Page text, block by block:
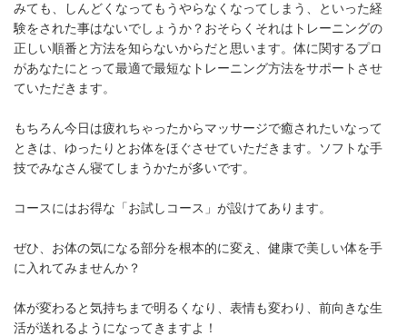
みても、しんどくなってもうやらなくなってしまう、といった経
験をされた事はないでしょうか？おそらくそれはトレーニングの
正しい順番と方法を知らないからだと思います。体に関するプロ
があなたにとって最適で最短なトレーニング方法をサポートさせ
ていただきます。
もちろん今日は疲れちゃったからマッサージで癒されたいなって
ときは、ゆったりとお体をほぐさせていただきます。ソフトな手
技でみなさん寝てしまうかたが多いです。
コースにはお得な「お試しコース」が設けてあります。
ぜひ、お体の気になる部分を根本的に変え、健康で美しい体を手
に入れてみませんか？
体が変わると気持ちまで明るくなり、表情も変わり、前向きな生
活が送れるようになってきますよ！